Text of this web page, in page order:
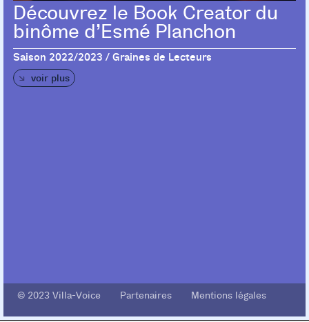
Découvrez le Book Creator du
binôme d’Esmé Planchon
Saison 2022/2023 / Graines de Lecteurs
voir plus
© 2023 Villa-Voice Partenaires Mentions légales